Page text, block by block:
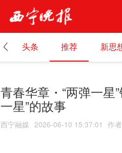
头条 推荐 新思
青春华章・“两弹一星
一星”的故事
西宁融媒 2026-06-10 15:37:01 作者